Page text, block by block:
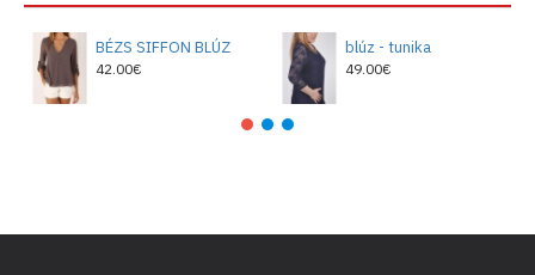
BÉZS SIFFON BLÚZ
42.00€
blúz - tunika
49.00€